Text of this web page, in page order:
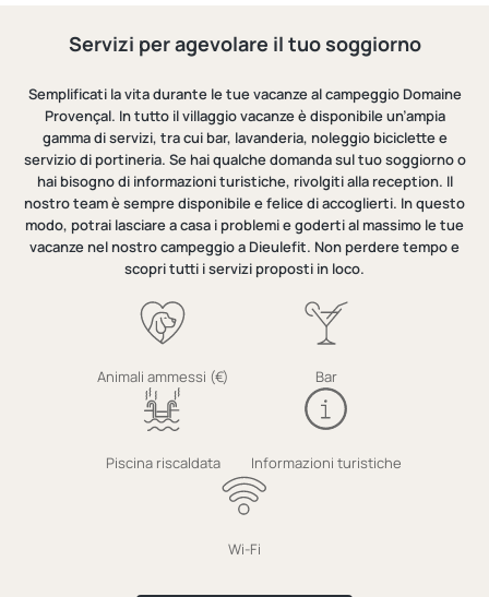
Servizi per agevolare il tuo soggiorno
Semplificati la vita durante le tue vacanze al campeggio Domaine
Provençal. In tutto il villaggio vacanze è disponibile un’ampia
gamma di servizi, tra cui bar, lavanderia, noleggio biciclette e
servizio di portineria. Se hai qualche domanda sul tuo soggiorno o
hai bisogno di informazioni turistiche, rivolgiti alla reception. Il
nostro team è sempre disponibile e felice di accoglierti. In questo
modo, potrai lasciare a casa i problemi e goderti al massimo le tue
vacanze nel nostro campeggio a Dieulefit. Non perdere tempo e
scopri tutti i servizi proposti in loco.
Animali ammessi (€) Bar
Piscina riscaldata Informazioni turistiche
Wi-Fi